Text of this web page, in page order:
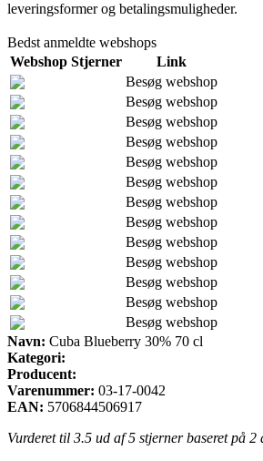
leveringsformer og betalingsmuligheder.
Bedst anmeldte webshops
Webshop Stjerner
Link
Besøg webshop
Besøg webshop
Besøg webshop
Besøg webshop
Besøg webshop
Besøg webshop
Besøg webshop
Besøg webshop
Besøg webshop
Besøg webshop
Besøg webshop
Besøg webshop
Besøg webshop
Navn: Cuba Blueberry 30% 70 cl
Kategori:
Producent:
Varenummer: 03-17-0042
EAN: 5706844506917
Vurderet til 3.5 ud af 5 stjerner baseret på 2